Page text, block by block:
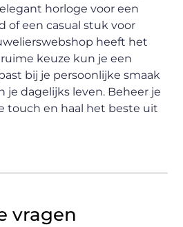
horloge voor een
of een casual stuk voor
heeft het
keuze kun je een
bij je persoonlijke smaak
je dagelijks leven. Beheer je
touch en haal het beste uit
vragen